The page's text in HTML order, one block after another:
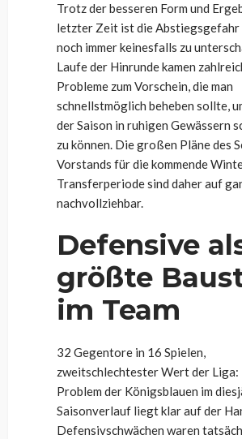
Trotz der besseren Form und
letzter Zeit ist die Abstiegsgefahr
noch immer keinesfalls zu
Laufe der Hinrunde kamen
Probleme zum Vorschein, die man
schnellstmöglich beheben sollte,
der Saison in ruhigen Gewässern
zu können. Die großen Pläne des
Vorstands für die kommende
Transferperiode sind daher auf
nachvollziehbar.
Defensive
größte
im Team
32 Gegentore in 16 Spielen,
zweitschlechtester Wert der
Problem der Königsblauen im
Saisonverlauf liegt klar auf der
Defensivschwächen waren